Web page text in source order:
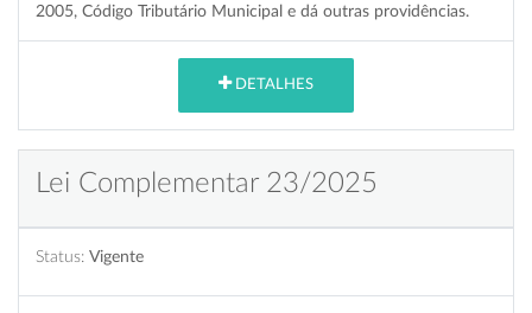
2005, Código Tributário Municipal e dá outras providências.
DETALHES
Lei Complementar 23/2025
Status: Vigente